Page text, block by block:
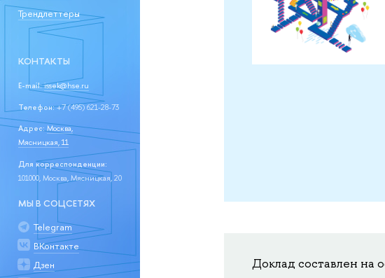
Трендлеттеры
КОНТАКТЫ
E-mail:issek@hse.ru
Телефон:+7 (495) 621-28-73
Адрес: Москва,
Мясницкая, 11
Для корреспонденции:
101000, Москва, Мясницкая, 20
МЫ В СОЦСЕТЯХ
Telegram
ВКонтакте
Дзен
Доклад составлен на